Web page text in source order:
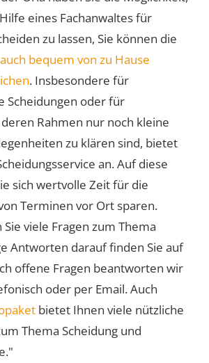
eines Fachanwaltes für
zu lassen, Sie können die
bequem von zu Hause
. Insbesondere für
Scheidungen oder für
Rahmen nur noch kleine
zu klären sind, bietet
an. Auf diese
sich wertvolle Zeit für die
Terminen vor Ort sparen.
viele Fragen zum Thema
Antworten darauf finden Sie auf
offene Fragen beantworten wir
oder per Email. Auch
bietet Ihnen viele nützliche
Thema Scheidung und